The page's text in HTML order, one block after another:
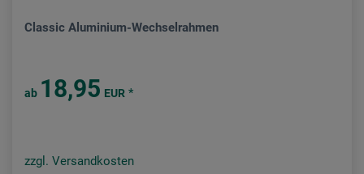
Classic Aluminium-Wechselrahmen
ab 18,95 EUR *
zzgl. Versandkosten